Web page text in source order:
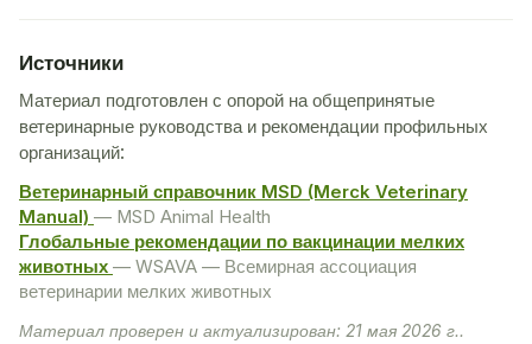
Источники
Материал подготовлен с опорой на общепринятые
ветеринарные руководства и рекомендации профильных
организаций:
Ветеринарный справочник MSD (Merck Veterinary
Manual) — MSD Animal Health
Глобальные рекомендации по вакцинации мелких
животных — WSAVA — Всемирная ассоциация
ветеринарии мелких животных
Материал проверен и актуализирован: 21 мая 2026 г..